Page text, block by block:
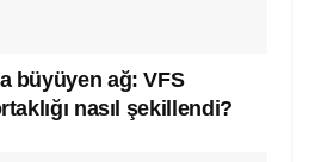
büyüyen ağ: VFS
nasıl şekillendi?